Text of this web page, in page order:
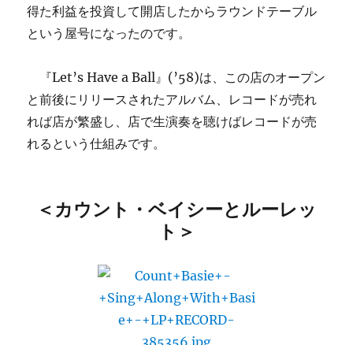
得た利益を投資して開店したからラウンドテーブル
という屋号になったのです。
『Let’s Have a Ball』(’58)は、この店のオープン
と前後にリリースされたアルバム、レコードが売れ
れば店が繁盛し、店で生演奏を聴けばレコードが売
れるという仕組みです。
＜カウント・ベイシーとルーレッ
ト＞